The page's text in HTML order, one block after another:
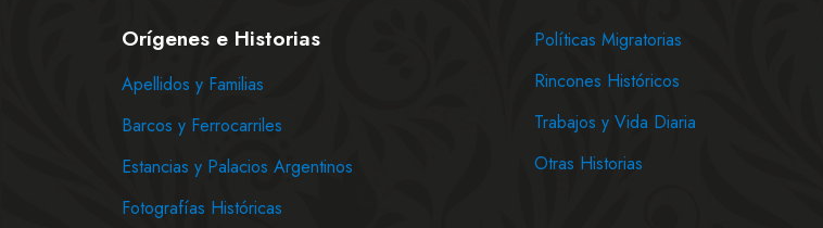
Orígenes e Historias
Apellidos y Familias
Barcos y Ferrocarriles
Estancias y Palacios Argentinos
Fotografías Históricas
Políticas Migratorias
Rincones Históricos
Trabajos y Vida Diaria
Otras Historias